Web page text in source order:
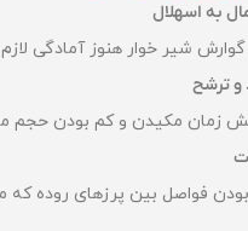
به اسهلال
گوارش شیر خوار هنوز آمادگی
و ترشح
زمان مکیدن و کم بودن حجم
بودن فواصل بین پرزهای روده